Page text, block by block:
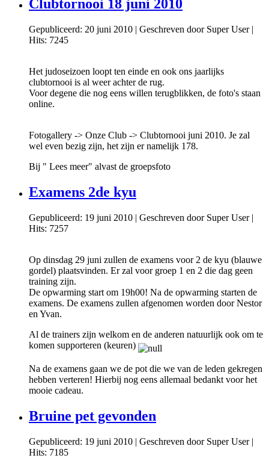
Clubtornooi 18 juni 2010
Gepubliceerd: 20 juni 2010 | Geschreven door Super User|
Hits: 7245
Het judoseizoen loopt ten einde en ook ons jaarlijks
clubtornooi is al weer achter de rug.
Voor degene die nog eens willen terugblikken, de foto's staan
online.
Fotogallery -> Onze Club -> Clubtornooi juni 2010. Je zal
wel even bezig zijn, het zijn er namelijk 178.
Bij " Lees meer" alvast de groepsfoto
Examens 2de kyu
Gepubliceerd: 19 juni 2010 | Geschreven door Super User|
Hits: 7257
Op dinsdag 29 juni zullen de examens voor 2 de kyu (blauwe
gordel) plaatsvinden. Er zal voor groep 1 en 2 die dag geen
training zijn.
De opwarming start om 19h00! Na de opwarming starten de
examens. De examens zullen afgenomen worden door Nestor
en Yvan.
Al de trainers zijn welkom en de anderen natuurlijk ook om te
komen supporteren (keuren)
Na de examens gaan we de pot die we van de leden gekregen
hebben verteren! Hierbij nog eens allemaal bedankt voor het
mooie cadeau.
Bruine pet gevonden
Gepubliceerd: 19 juni 2010 | Geschreven door Super User|
Hits: 7185